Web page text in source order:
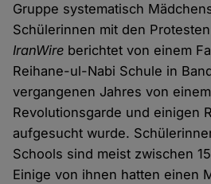
Gruppe systematisch
Schülerinnen mit den
IranWire berichtet von einem
Reihane-ul-Nabi Schule in
vergangenen Jahres von
Revolutionsgarde und einigen
aufgesucht wurde.
Schools sind meist zwischen
Einige von ihnen hatten einen